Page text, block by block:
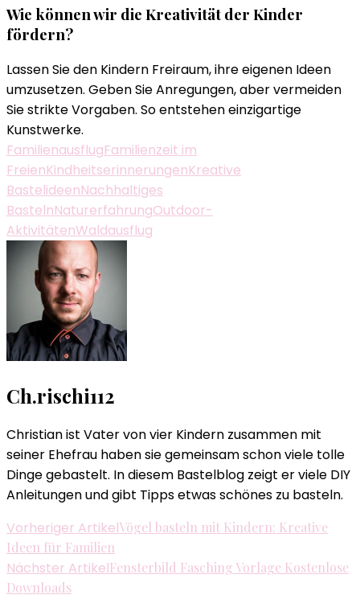
Wie können wir die Kreativität der Kinder
fördern?
Lassen Sie den Kindern Freiraum, ihre eigenen Ideen
umzusetzen. Geben Sie Anregungen, aber vermeiden
Sie strikte Vorgaben. So entstehen einzigartige
Kunstwerke.
FamilienausflugFamilienzeit im
FreienKindheitserinnerungenKreative
BastelideenNachhaltiges
BastelnNaturerfahrungOutdoor-
AktivitätenWaldausflug
Ch.rischi112
Christian ist Vater von vier Kindern zusammen mit
seiner Ehefrau haben sie gemeinsam schon viele tolle
Dinge gebastelt. In diesem Bastelblog zeigt er viele DIY
Anleitungen und gibt Tipps etwas schönes zu basteln.
Beitragsnavigation
Vorheriger ArtikelVögel basteln mit Kindern: Kreative
Ideen für Familien
Nächster ArtikelFensterbild Fasching Vorlage Kostenlose
Downloads